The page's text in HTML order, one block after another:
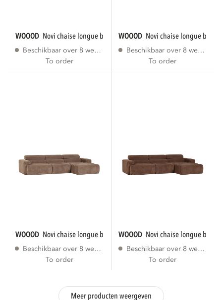
WOOOD novi chaise longue bank rechts...
Beschikbaar over 8 weken
To order
WOOOD novi chaise longue bank
Beschikbaar over 8 weken
To order
WOOOD novi chaise longue bank rechts...
Beschikbaar over 8 weken
To order
WOOOD novi chaise longue bank
Beschikbaar over 8 weken
To order
Meer producten weergeven